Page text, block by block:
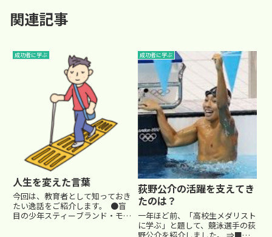
関連記事
成功者に学ぶ
人生を変えた言葉
今回は、教育者として知っておき
たい逸話をご紹介します。 ●盲
目の少年スティーブランド・モリ
成功者に学ぶ
荻野公介の活躍を支えてき
たのは？
一年ほど前、「高校生メダリスト
に学ぶ」と題して、競泳選手の荻
野公介を紹介しました。 ⇒■高